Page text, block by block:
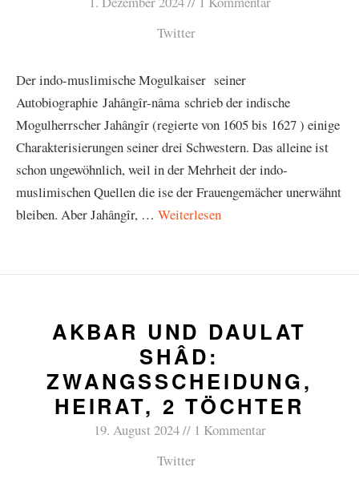
Twitter
Der indo-muslimische Mogulkaiser seiner
Autobiographie Jahângîr-nâma schrieb der indische
Mogulherrscher Jahângîr (regierte von 1605 bis 1627 ) einige
Charakterisierungen seiner drei Schwestern. Das alleine ist
schon ungewöhnlich, weil in der Mehrheit der indo-
muslimischen Quellen die ise der Frauengemächer unerwähnt
bleiben. Aber Jahângîr, … Weiterlesen
AKBAR UND DAULAT
SHÂD:
ZWANGSSCHEIDUNG,
HEIRAT, 2 TÖCHTER
19. August 2024
1 Kommentar
Twitter